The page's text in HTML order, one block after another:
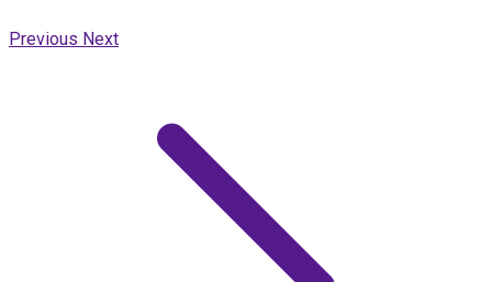
Previous Next